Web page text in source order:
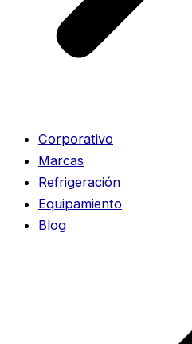
Corporativo
Marcas
Refrigeración
Equipamiento
Blog